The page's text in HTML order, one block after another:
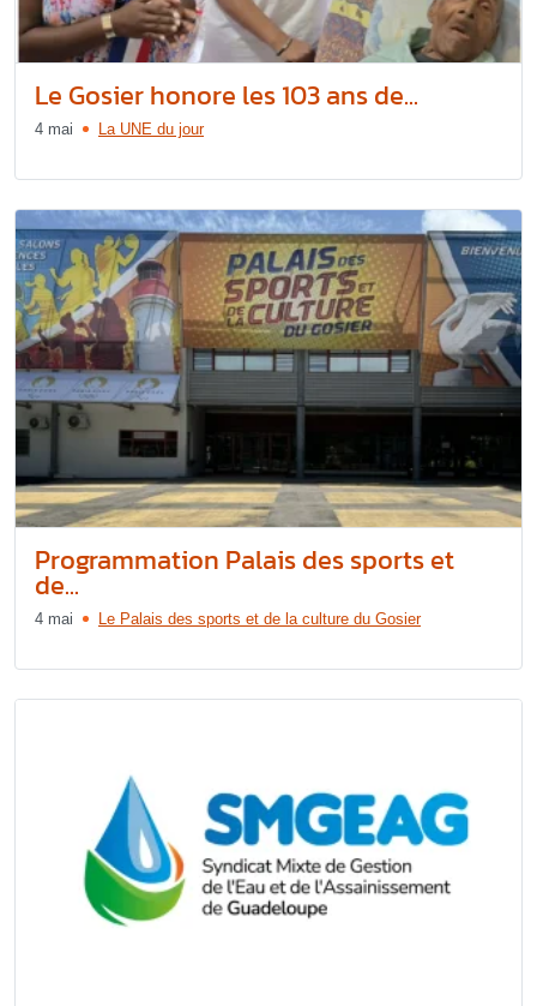
Le Gosier honore les 103 ans de...
4 mai La UNE du jour
Programmation Palais des sports et
de...
4 mai Le Palais des sports et de la culture du Gosier